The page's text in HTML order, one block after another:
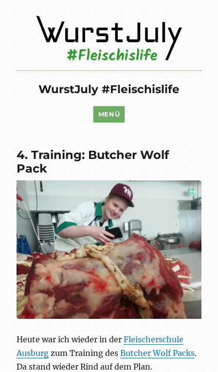
WurstJuly #Fleischislife
MENÜ
4. Training: Butcher Wolf
Pack
Heute war ich wieder in derFleischerschule
Ausburg zum Training desButcher Wolf Packs.
Da stand wieder Rind auf dem Plan.